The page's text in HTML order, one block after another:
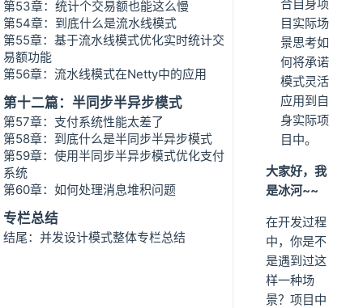
第53章：统计个交易额也能这么慢
第54章：到底什么是流水线模式
第55章：基于流水线模式优化实时统计交
易额功能
第56章：流水线模式在Netty中的应用
第十二篇：半同步半异步模式
第57章：支付系统性能太差了
第58章：到底什么是半同步半异步模式
第59章：使用半同步半异步模式优化支付
系统
第60章：如何处理消息堆积问题
专栏总结
结尾：并发设计模式整体专栏总结
合自身项
目实际场
景思考如
何将承诺
模式灵活
应用到自
身实际项
目中。
大家好，我
是冰河~~
在开发过程
中，你是不
是遇到过这
样一种场
景？项目中